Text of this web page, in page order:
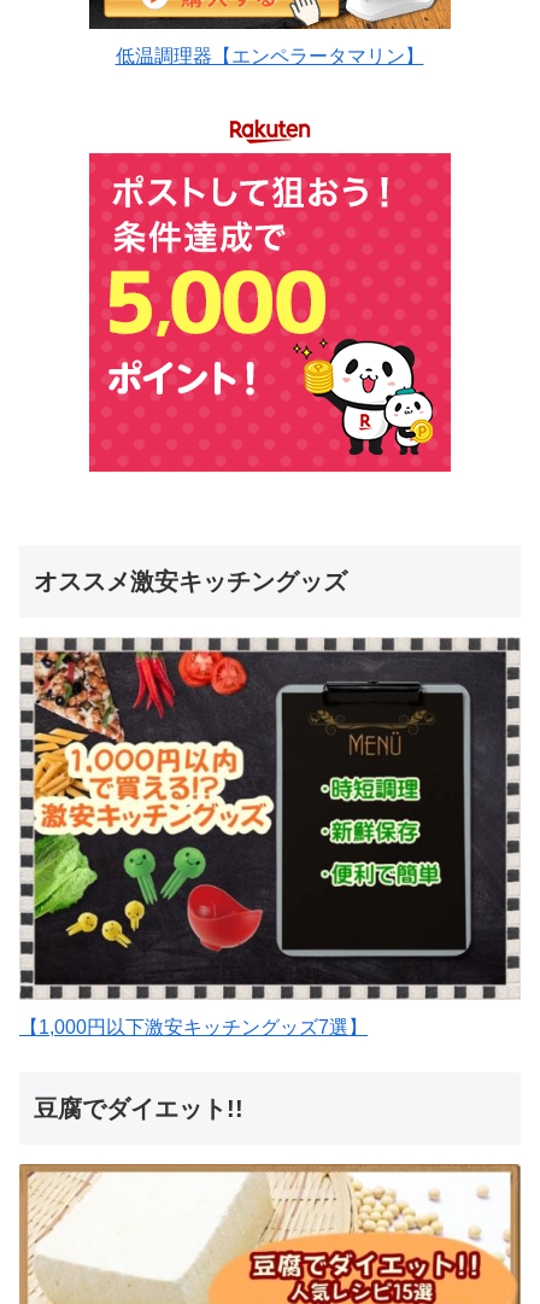
低温調理器【エンペラータマリン】
オススメ激安キッチングッズ
【1,000円以下激安キッチングッズ7選】
豆腐でダイエット!!